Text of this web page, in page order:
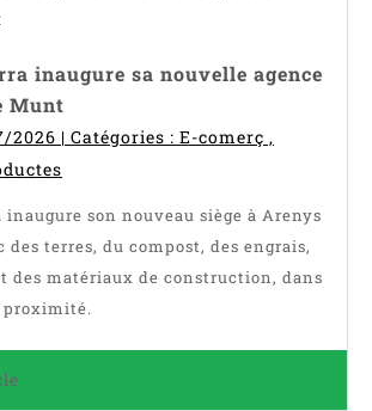
inaugure sa nouvelle agence
Munt
2026 | Catégories : E-comerç ,
son nouveau siège à Arenys
des terres, du compost, des engrais,
des matériaux de construction, dans
proximité.